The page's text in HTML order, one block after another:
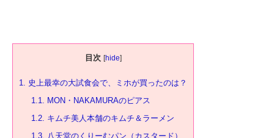
目次 [hide]
1. 史上最幸の大試食会で、ミホが買ったのは？
1.1. MON・NAKAMURAのピアス
1.2. キムチ美人本舗のキムチ＆ラーメン
1.3. 八天堂のくりーむパン（カスタード）